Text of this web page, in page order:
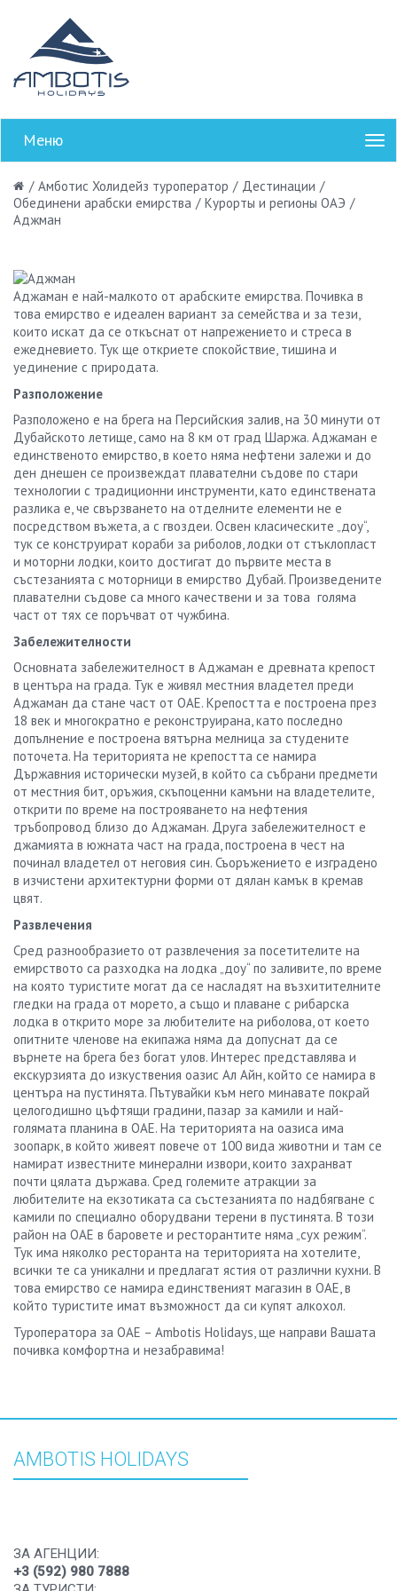
Меню
/ Амботис Холидейз туроператор / Дестинации /
Обединени арабски емирства / Курорты и регионы ОАЭ /
Аджман
Аджаман е най-малкото от арабските емирства. Почивка в
това емирство е идеален вариант за семейства и за тези,
които искат да се откъснат от напрежението и стреса в
ежедневието. Тук ще откриете спокойствие, тишина и
уединение с природата.
Разположение
Разположено е на брега на Персийския залив, на 30 минути от
Дубайското летище, само на 8 км от град Шаржа. Аджаман е
единственото емирство, в което няма нефтени залежи и до
ден днешен се произвеждат плавателни съдове по стари
технологии с традиционни инструменти, като единствената
разлика е, че свързването на отделните елементи не е
посредством въжета, а с гвоздеи. Освен класическите „доу“,
тук се конструират кораби за риболов, лодки от стъклопласт
и моторни лодки, които достигат до първите места в
състезанията с моторници в емирство Дубай. Произведените
плавателни съдове са много качествени и за това голяма
част от тях се поръчват от чужбина.
Забележителности
Основната забележителност в Аджаман е древната крепост
в центъра на града. Тук е живял местния владетел преди
Аджаман да стане част от ОАЕ. Крепостта е построена през
18 век и многократно е реконструирана, като последно
допълнение е построена вятърна мелница за студените
поточета. На територията не крепостта се намира
Държавния исторически музей, в който са събрани предмети
от местния бит, оръжия, скъпоценни камъни на владетелите,
открити по време на построяването на нефтения
тръбопровод близо до Аджаман. Друга забележителност е
джамията в южната част на града, построена в чест на
починал владетел от неговия син. Съоръжението е изградено
в изчистени архитектурни форми от дялан камък в кремав
цвят.
Развлечения
Сред разнообразието от развлечения за посетителите на
емирството са разходка на лодка „доу“ по заливите, по време
на която туристите могат да се насладят на възхитителните
гледки на града от морето, а също и плаване с рибарска
лодка в открито море за любителите на риболова, от което
опитните членове на екипажа няма да допуснат да се
върнете на брега без богат улов. Интерес представлява и
екскурзията до изкуствения оазис Ал Айн, който се намира в
центъра на пустинята. Пътувайки към него минавате покрай
целогодишно цъфтящи градини, пазар за камили и най-
голямата планина в ОАЕ. На територията на оазиса има
зоопарк, в който живеят повече от 100 вида животни и там се
намират известните минерални извори, които захранват
почти цялата държава. Сред големите атракции за
любителите на екзотиката са състезанията по надбягване с
камили по специално оборудвани терени в пустинята. В този
район на ОАЕ в баровете и ресторантите няма „сух режим“.
Тук има няколко ресторанта на територията на хотелите,
всички те са уникални и предлагат ястия от различни кухни. В
това емирство се намира единственият магазин в ОАЕ, в
който туристите имат възможност да си купят алкохол.
Туроператора за ОАЕ – Ambotis Holidays, ще направи Вашата
почивка комфортна и незабравима!
AMBOTIS HOLIDAYS
ЗА АГЕНЦИИ:
+3 (592) 980 7888